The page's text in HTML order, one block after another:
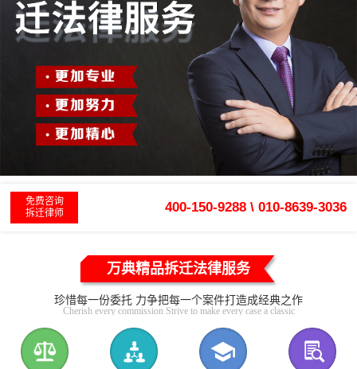
免费咨询
拆迁律师
400-150-9288 \ 010-8639-3036
万典精品拆迁法律服务
珍惜每一份委托 力争把每一个案件打造成经典之作
Cherish every commission Strive to make every case a classic